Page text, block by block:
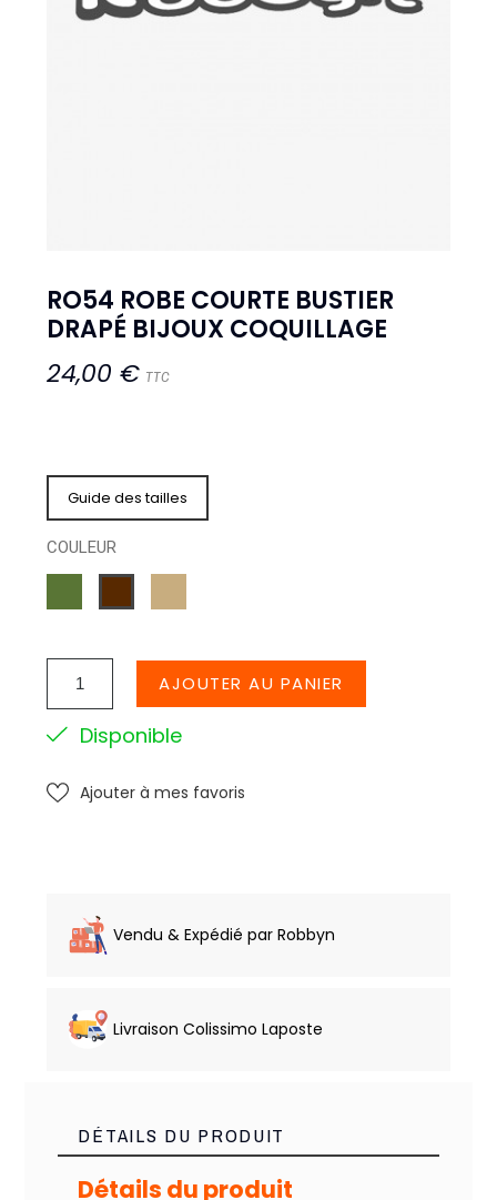
RO54 ROBE COURTE BUSTIER
DRAPÉ BIJOUX COQUILLAGE
24,00 € TTC
Guide des tailles
COULEUR
AJOUTER AU PANIER
Disponible
Ajouter à mes favoris
Vendu & Expédié par Robbyn
Livraison Colissimo Laposte
DÉTAILS DU PRODUIT
Détails du produit